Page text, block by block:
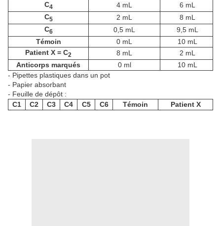
C4 4 mL
6 mL
C5 2 mL
8 mL
C6 0,5 mL
9,5 mL
Témoin
0 mL
10 mL
Patient X = C2 8 mL
2 mL
Anticorps marqués
0 ml
10 mL
- Pipettes plastiques dans un pot
- Papier absorbant
- Feuille de dépôt :
C1
C2 C3 C4 C5 C6 Témoin Patient X